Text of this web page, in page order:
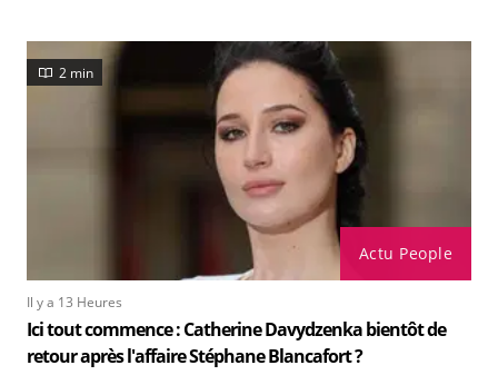
Actu People
2 min
Il y a 13 Heures
Ici tout commence : Catherine Davydzenka bientôt de
retour après l'affaire Stéphane Blancafort ?